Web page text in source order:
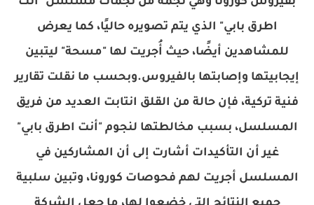
اطرق بابي" الذي يتم تصويره حاليًا، كما يعرض
للمشاهدين أيضًا، حيث أُجريت لها "مسحة" ليتبين
إيجابيتها وإصابتها بالفيروس.وبحسب ما نقلت تقارير
فنية تركية، فإن حالة من القلق انتابت العديد من فريق
المسلسل، بسبب مخالطتها لنجوم "أنت اطرق بابي"
غير أن التأكيدات أشارت إلى أن المشاركين في
المسلسل أجريت لهم فحوصات كورونا، وتبين سلبية